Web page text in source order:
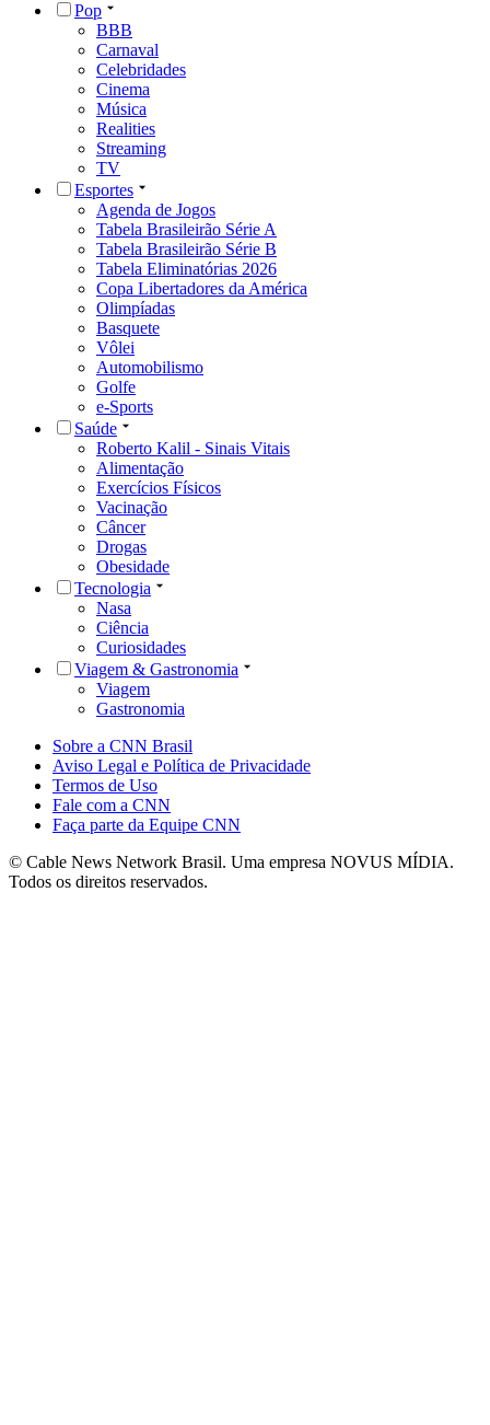
Pop
BBB
Carnaval
Celebridades
Cinema
Música
Realities
Streaming
TV
Esportes
Agenda de Jogos
Tabela Brasileirão Série A
Tabela Brasileirão Série B
Tabela Eliminatórias 2026
Copa Libertadores da América
Olimpíadas
Basquete
Vôlei
Automobilismo
Golfe
e-Sports
Saúde
Roberto Kalil - Sinais Vitais
Alimentação
Exercícios Físicos
Vacinação
Câncer
Drogas
Obesidade
Tecnologia
Nasa
Ciência
Curiosidades
Viagem & Gastronomia
Viagem
Gastronomia
Sobre a CNN Brasil
Aviso Legal e Política de Privacidade
Termos de Uso
Fale com a CNN
Faça parte da Equipe CNN
© Cable News Network Brasil. Uma empresa NOVUS MÍDIA.
Todos os direitos reservados.